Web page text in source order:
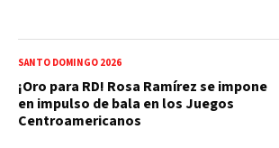
SANTO DOMINGO 2026
¡Oro para RD! Rosa Ramírez se impone
en impulso de bala en los Juegos
Centroamericanos